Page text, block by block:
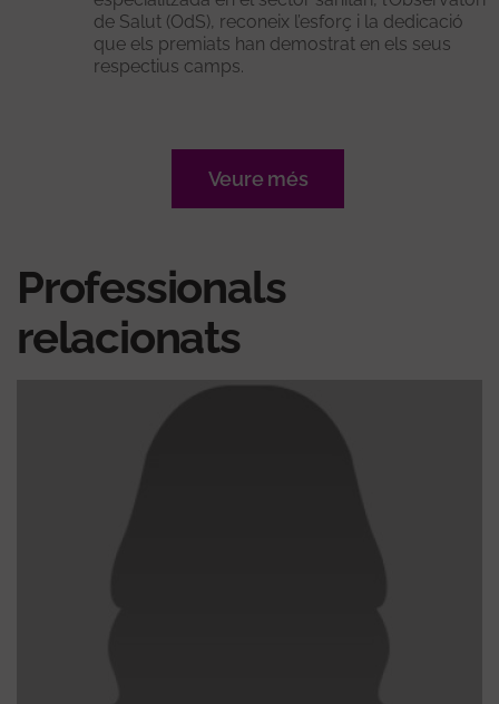
de Salut (OdS), reconeix l’esforç i la dedicació
que els premiats han demostrat en els seus
respectius camps.
Veure més
Professionals
relacionats